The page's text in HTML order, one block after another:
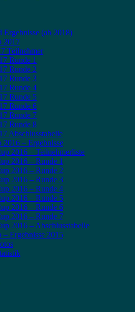
Ergebnisse (ab 2018)
2017
Teilnehmer
Runde 1
Runde 2
Runde 3
Runde 4
Runde 5
Runde 6
Runde 7
Runde 8
Abschlusstabelle
2016 – Ergebnisse
2016 – Teilnehmerliste
2016 – Runde 1
2016 – Runde 2
2016 – Runde 3
2016 – Runde 4
2016 – Runde 5
2016 – Runde 6
2016 – Runde 7
2016 – Abschlusstabelle
– Ergebnisse 2015